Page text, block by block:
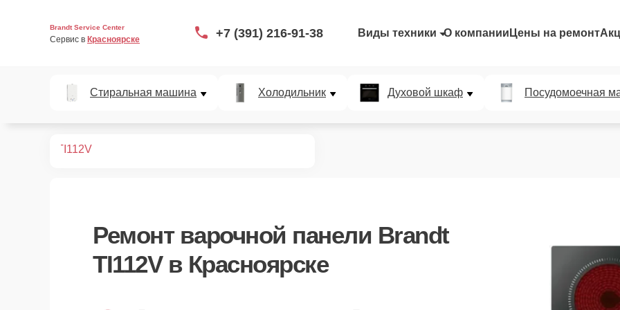
Brandt Service Center
Сервис в Красноярске +7 (391) 216-91-38 Виды техники О компании Цены на ремонт
Стиральная машина Холодильник Духовой шкаф Посудомоечная
TI112V
Ремонт варочной панели Brandt
TI112Vв Красноярске